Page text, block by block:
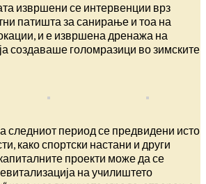
извршени се интервенции врз
патишта за санирање и тоа на
и е извршена дренажа на
создаваше голомразици во зимските
следниот период се предвидени исто
како спортски настани и други
проекти може да се
на училиштето